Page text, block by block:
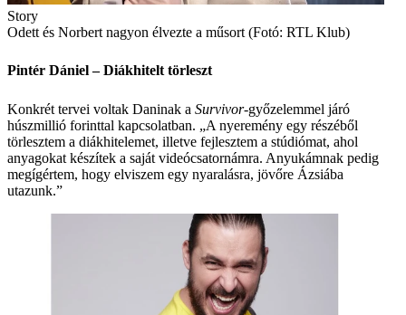
Story
Odett és Norbert nagyon élvezte a műsort (Fotó: RTL Klub)
Pintér Dániel – Diákhitelt törleszt
Konkrét tervei voltak Daninak a Survivor-győzelemmel járó
húszmillió forinttal kapcsolatban. „A nyeremény egy részéből
törlesztem a diákhitelemet, illetve fejlesztem a stúdiómat, ahol
anyagokat készítek a saját videó­csatornámra. Anyukámnak pedig
megígértem, hogy elviszem egy nyaralásra, jövőre Ázsiába
utazunk.”